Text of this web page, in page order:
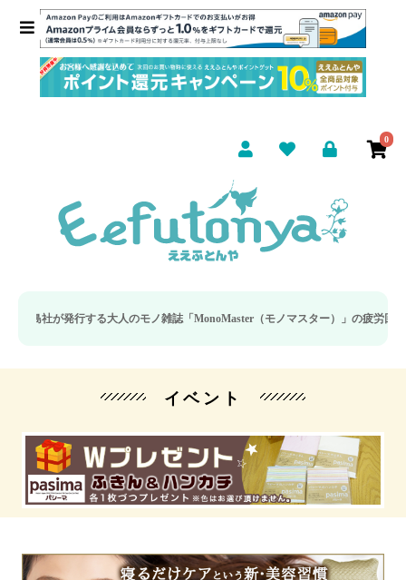
0
行する大人のモノ雑誌「MonoMaster（モノマスター）」の疲労回復・睡眠の
イベント